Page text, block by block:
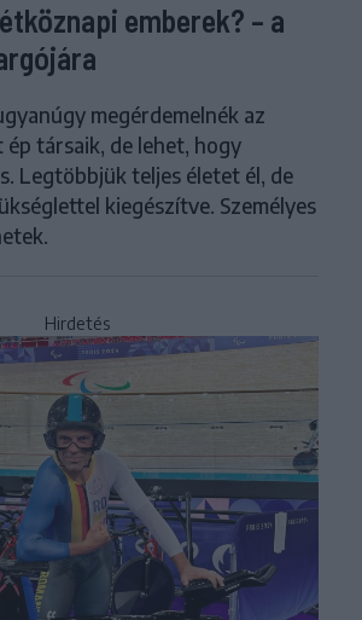
emberek? – a
megérdemelnék az
társaik, de lehet, hogy
Legtöbbjük teljes életet él, de
kiegészítve. Személyes
Hirdetés